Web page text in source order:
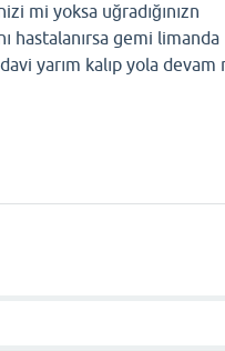
mi yoksa uğradığınızn
hastalanırsa gemi limanda
yarım kalıp yola devam